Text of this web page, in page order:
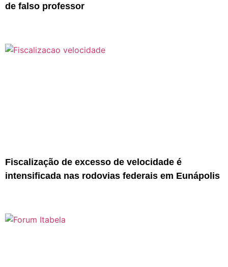
de falso professor
Fiscalização de excesso de velocidade é
intensificada nas rodovias federais em Eunápolis